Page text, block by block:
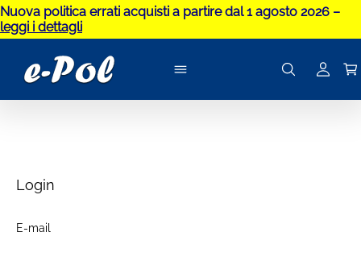
Nuova politica errati acquisti a partire dal 1 agosto 2026 –
leggi i dettagli
Login
E-mail